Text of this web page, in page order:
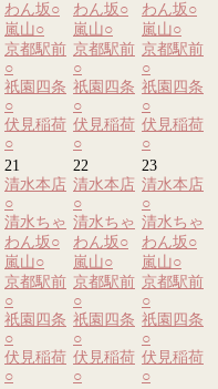
わん坂○
嵐山○
京都駅前
○
祇園四条
○
伏見稲荷
○
わん坂○
嵐山○
京都駅前
○
祇園四条
○
伏見稲荷
○
わん坂○
嵐山○
京都駅前
○
祇園四条
○
伏見稲荷
○
21
清水本店
○
清水ちゃ
わん坂○
嵐山○
京都駅前
○
祇園四条
○
伏見稲荷
○
22
清水本店
○
清水ちゃ
わん坂○
嵐山○
京都駅前
○
祇園四条
○
伏見稲荷
○
23
清水本店
○
清水ちゃ
わん坂○
嵐山○
京都駅前
○
祇園四条
○
伏見稲荷
○